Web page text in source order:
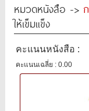
หมวดหนังสือ ->
ให้เข็มแข็ง
คะแนนหนังสือ :
คะแนนเฉลี่ย : 0.00